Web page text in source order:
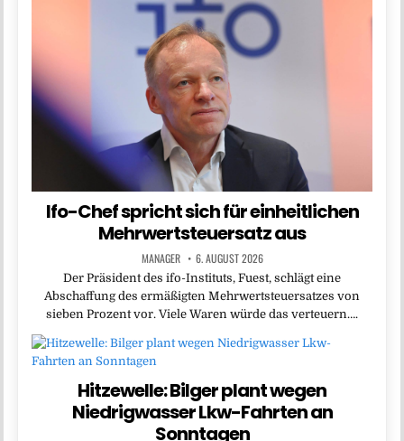
Ifo-Chef spricht sich für einheitlichen
Mehrwertsteuersatz aus
MANAGER 6. AUGUST 2026
Der Präsident des ifo-Instituts, Fuest, schlägt eine
Abschaffung des ermäßigten Mehrwertsteuersatzes von
sieben Prozent vor. Viele Waren würde das verteuern….
Hitzewelle: Bilger plant wegen
Niedrigwasser Lkw-Fahrten an
Sonntagen